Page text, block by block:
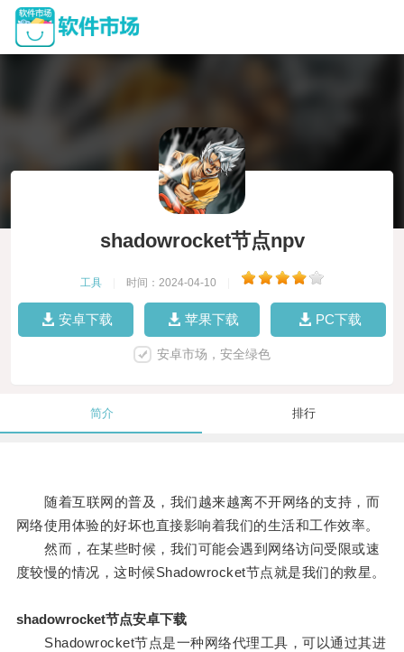
shadowrocket节点npv
工具 时间：2024-04-10
安卓下载 苹果下载 PC下载
安卓市场，安全绿色
简介 排行
随着互联网的普及，我们越来越离不开网络的支持，而
网络使用体验的好坏也直接影响着我们的生活和工作效率。
然而，在某些时候，我们可能会遇到网络访问受限或速
度较慢的情况，这时候Shadowrocket节点就是我们的救星。
shadowrocket节点安卓下载
Shadowrocket节点是一种网络代理工具，可以通过其进